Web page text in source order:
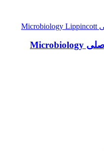
میکروبیولوژی لیپینکات زبان اصلی Microbiology